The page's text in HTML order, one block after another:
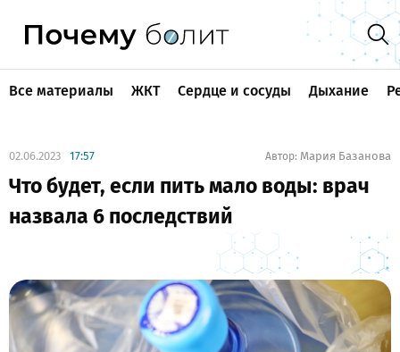
Все материалы ЖКТ Сердце и сосуды Дыхание
02.06.2023 17:57 Автор: Мария Базанова
Что будет, если пить мало воды: врач
назвала 6 последствий